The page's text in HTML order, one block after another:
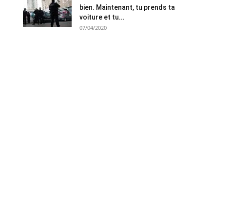
bien. Maintenant, tu prends ta
voiture et tu...
07/04/2020